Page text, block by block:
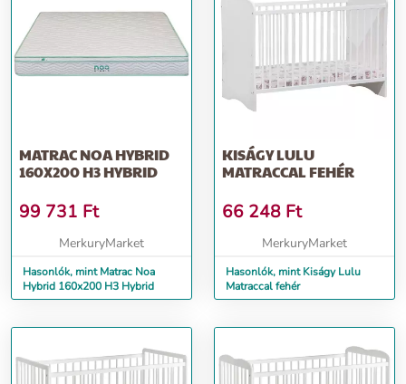
MATRAC NOA HYBRID
160X200 H3 HYBRID
99 731 Ft
MerkuryMarket
Hasonlók, mint Matrac Noa
Hybrid 160x200 H3 Hybrid
KISÁGY LULU
MATRACCAL FEHÉR
66 248 Ft
MerkuryMarket
Hasonlók, mint Kiságy Lulu
Matraccal fehér